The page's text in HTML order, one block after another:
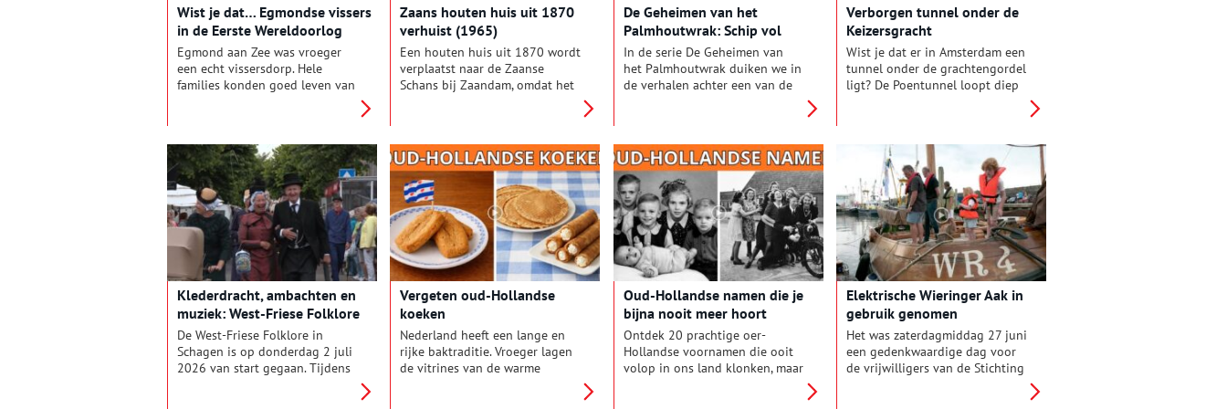
eindeloos fietsen tot kleinere
porties, minder suiker en
nauwelijks fastfood. We kijken
naar hoe onze samenleving
veranderde.
Wist je dat… Egmondse vissers
in de Eerste Wereldoorlog
omkwamen door zeemijnen?
Egmond aan Zee was vroeger
een echt vissersdorp. Hele
families konden goed leven van
en zonen, zijn door metershoge
golven en sterke stromingen
ten onder gegaan. Tijdens de
Eerste Wereldoorlog, waar
Nederland helemaal niet aan
mee deed, was het hier nog
gevaarlijker… de Noordzee lag
toen vol met zeemijnen. In 1917
kondigde de Duitse regering
een duikbotenoorlog af. Om de
doorvaart van de Duitse
schepen te bemoeilijken,
werden er zeemijnen geplaatst.
De beroepsvisserij én de invoer
van belangrijke levensmiddelen
Zaans houten huis uit 1870
verhuist (1965)
Een houten huis uit 1870 wordt
verplaatst naar de Zaanse
Schans bij Zaandam, omdat het
Nederlands Instituut voor Beeld
en Geluid, doorzoek hier de
volledige collectie.
De Geheimen van het
Palmhoutwrak: Schip vol
Raadsels
In de serie De Geheimen van
het Palmhoutwrak duiken we in
de verhalen achter een van de
het mysterieuze verhaal van het
Palmhoutwrak; een
uitzonderlijk goed bewaard
17e-eeuws scheepswrak,
verborgen onder het zand van
de Waddenzee voor de kust van
Texel. In 2016 werd het wrak
wereldnieuws door de vondst
van een compleet bewaard
gebleven zijden jurk uit de 17e
eeuw. Maar behalve deze
‘Nachtwacht van het textiel’ zijn
er meer dan 1.000 objecten
opgedoken die stuk voor stuk
een verhaal vertellen. Samen
Verborgen tunnel onder de
Keizersgracht
Wist je dat er in Amsterdam een
tunnel onder de grachtengordel
ligt? De Poentunnel loopt diep
en de Vijzelbank met elkaar.
Klederdracht, ambachten en
muziek: West-Friese Folklore
begint
De West-Friese Folklore in
Schagen is op donderdag 2 juli
2026 van start gegaan. Tijdens
Vergeten oud-Hollandse
koeken
Nederland heeft een lange en
rijke baktraditie. Vroeger lagen
de vitrines van de warme
Oud-Hollandse namen die je
bijna nooit meer hoort
Ontdek 20 prachtige oer-
Hollandse voornamen die ooit
volop in ons land klonken, maar
Elektrische Wieringer Aak in
gebruik genomen
Het was zaterdagmiddag 27 juni
een gedenkwaardige dag voor
de vrijwilligers van de Stichting